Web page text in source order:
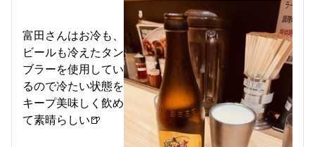
富田さんはお冷も、
ビールも冷えたタン
ブラーを使用してい
るので冷たい状態を
キープ美味しく飲め
て素晴らしい🍺